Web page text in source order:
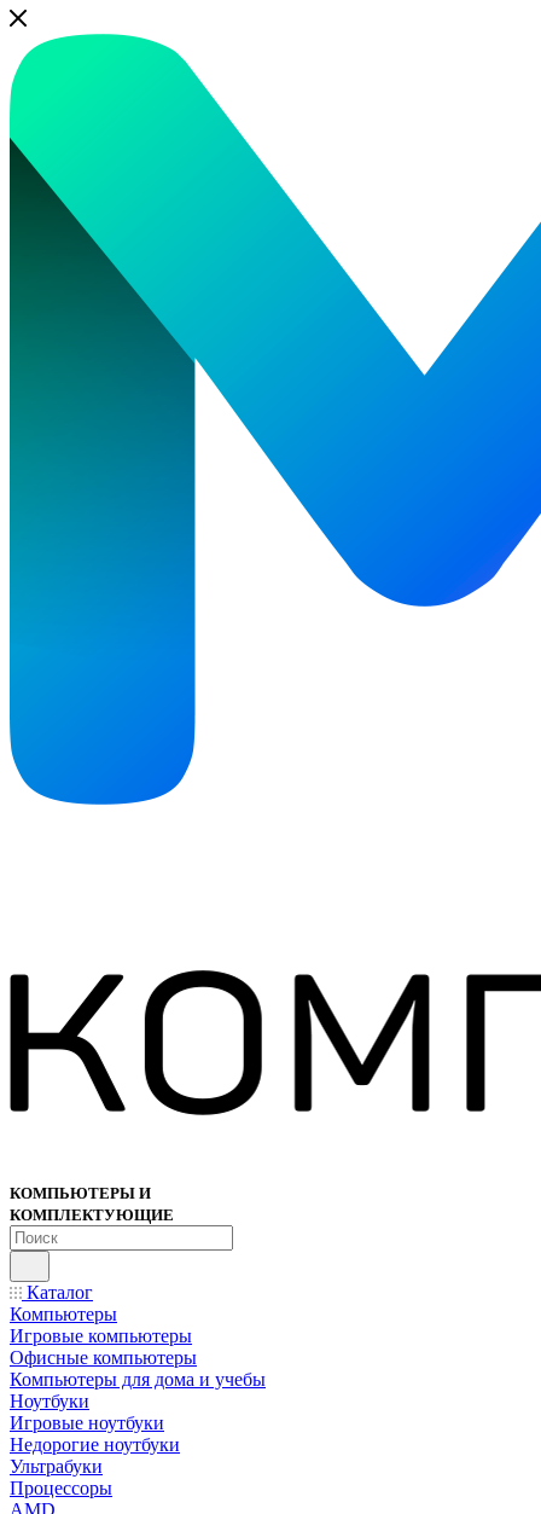
КОМПЬЮТЕРЫ И
КОМПЛЕКТУЮЩИЕ
Каталог
Компьютеры
Игровые компьютеры
Офисные компьютеры
Компьютеры для дома и учебы
Ноутбуки
Игровые ноутбуки
Недорогие ноутбуки
Ультрабуки
Процессоры
AMD